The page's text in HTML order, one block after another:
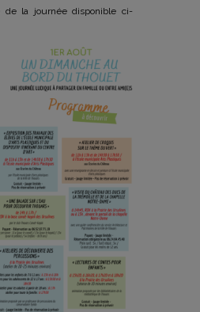
de la journée disponible ci-